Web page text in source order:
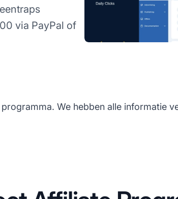
via PayPal of
We hebben alle informatie